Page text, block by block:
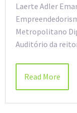
Laerte Adler
Metropolitano
Auditório da
Read More